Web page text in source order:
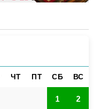
ЧТ ПТ СБ ВС
1 2